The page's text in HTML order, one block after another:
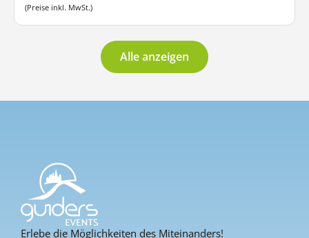
(Preise inkl. MwSt.)
Alle anzeigen
Erlebe die Möglichkeiten des Miteinanders!